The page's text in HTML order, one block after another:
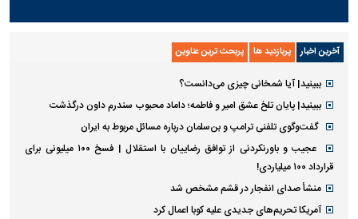
آخرین اخبار پربازدید ها پربحث ترین عناوین
ببینید| آیا شمخانی چیزی می‌دانست؟
ببینید| پایان تلخ عشق امیر و فاطمه؛ داماد محبوب سندرم داون درگذشت
گفت‌وگوی تلفنی ترامپ و بن‌سلمان درباره مسائل مربوط به ایران
عجیب و باورنکردنی از توافق رضاییان با استقلال | فسخ ۱۰۰ میلیونی برای
قرارداد ۱۰۰ میلیاردی!
منشأ صدای انفجار در قشم مشخص شد
آمریکا تحریم‌های جدیدی علیه کوبا اعمال کرد